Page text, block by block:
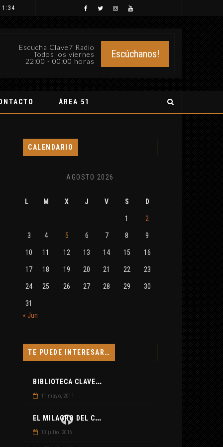
1:34
Escucha Clave7 Radio
Todos los viernes
22:00 - 00:00 horas
Escúchanos!
ÁREA 51
CALENDARIO
AGOSTO 2026
L M X J V S D
1 2
3 4 5 6 7 8 9
10 11 12 13 14 15 16
17 18 19 20 21 22 23
24 25 26 27 28 29 30
31
« Jun
TE PUEDE INTERESAR…
B
IBLIOTECA CLAVE7: AMANDA AMA, DE ALHAMA MARCOS
11 mayo, 2011
E
L MILAGRO DEL COJO DE CALANDA – DEBATE: MISERIO ¿SI O NO?
10 julio, 2016